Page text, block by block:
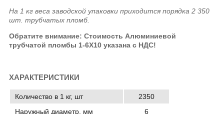
На 1 кг веса заводской упаковки приходится порядка 2 350
шт. трубчатых пломб.
Обратите внимание: Стоимость Алюминиевой
трубчатой пломбы 1-6Х10 указана с НДС!
ХАРАКТЕРИСТИКИ
Количество в 1 кг, шт
2350
Наружный диаметр, мм
6